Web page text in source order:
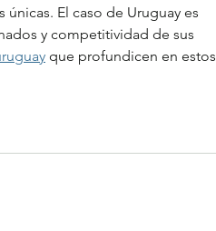
El caso de Uruguay es
y competitividad de sus
que profundicen en estos